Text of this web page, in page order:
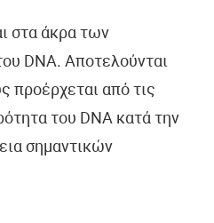
στα άκρα των
DNA. Αποτελούνται
προέρχεται από τις
του DNA κατά την
σημαντικών